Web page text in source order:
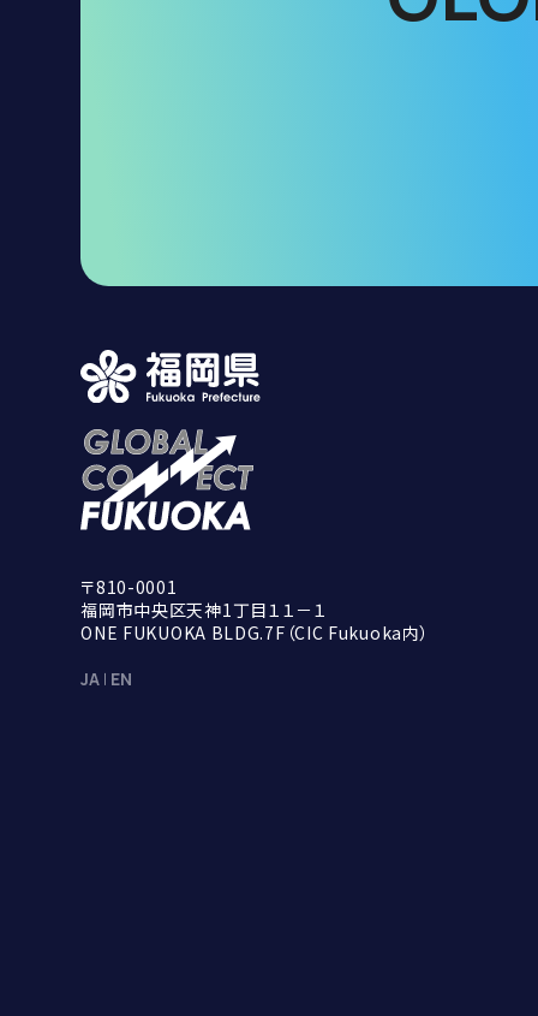
〒810-0001
福岡市中央区天神1丁目１１－１
ONE FUKUOKA BLDG.7F（CIC Fukuoka内）
JA EN